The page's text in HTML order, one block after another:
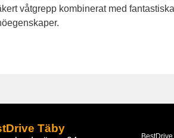
våtgrepp kombinerat med
Täby